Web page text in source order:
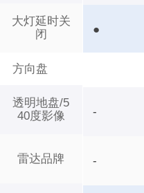
大灯延时关
闭
方向盘
透明地盘/5
40度影像
雷达品牌
●
-
-